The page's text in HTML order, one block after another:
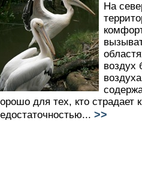
На
воздух
для тех, кто страдает
>>